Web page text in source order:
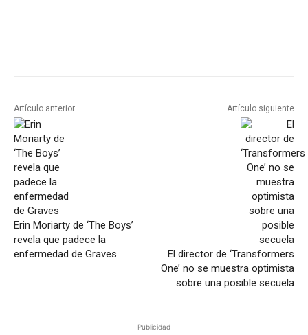
Artículo anterior
Erin Moriarty de ‘The Boys’
revela que padece la
enfermedad de Graves
Artículo siguiente
El director de ‘Transformers
One’ no se muestra optimista
sobre una posible secuela
Publicidad